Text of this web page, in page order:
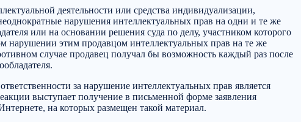
деятельности или средства индивидуализации,
нарушения интеллектуальных прав на одни и те же
или на основании решения суда по делу, участником которого
нарушении этим продавцом интеллектуальных прав на те же
случае продавец получал бы возможность каждый раз после
за нарушение интеллектуальных прав является
выступает получение в письменной форме заявления
на которых размещен такой материал.